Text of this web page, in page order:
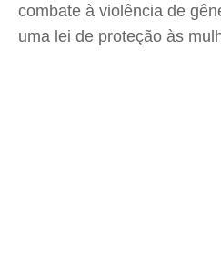
combate à violência de
uma lei de proteção às